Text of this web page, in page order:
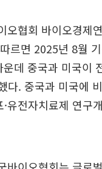
협회 바이오경제
르면 2025년 8월
데 중국과 미국이
. 중국과 미국에
유전자치료제 연구